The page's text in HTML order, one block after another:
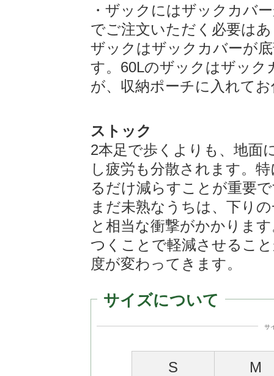
・ザックにはザックカバ
でご注文いただく必要は
ザックはザックカバーが
す。60Lのザックはザッ
が、収納ポーチに入れて
ストック
2本足で歩くよりも、地面
し疲労も分散されます。
るだけ減らすことが重要
まだ未熟なうちは、下り
と相当な衝撃がかかりま
つくことで軽減させるこ
度が変わってきます。
サイズについて
サ
S
M